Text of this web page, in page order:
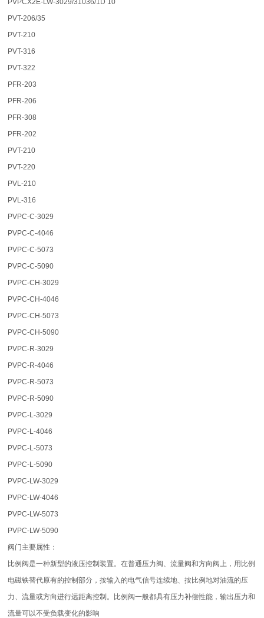
PVPCX2E-LW-3029/31036/1D 10
PVT-206/35
PVT-210
PVT-316
PVT-322
PFR-203
PFR-206
PFR-308
PFR-202
PVT-210
PVT-220
PVL-210
PVL-316
PVPC-C-3029
PVPC-C-4046
PVPC-C-5073
PVPC-C-5090
PVPC-CH-3029
PVPC-CH-4046
PVPC-CH-5073
PVPC-CH-5090
PVPC-R-3029
PVPC-R-4046
PVPC-R-5073
PVPC-R-5090
PVPC-L-3029
PVPC-L-4046
PVPC-L-5073
PVPC-L-5090
PVPC-LW-3029
PVPC-LW-4046
PVPC-LW-5073
PVPC-LW-5090
阀门主要属性：
比例阀是一种新型的液压控制装置。在普通压力阀、流量阀和方向阀上，用比例
电磁铁替代原有的控制部分，按输入的电气信号连续地、按比例地对油流的压
力、流量或方向进行远距离控制。比例阀一般都具有压力补偿性能，输出压力和
流量可以不受负载变化的影响